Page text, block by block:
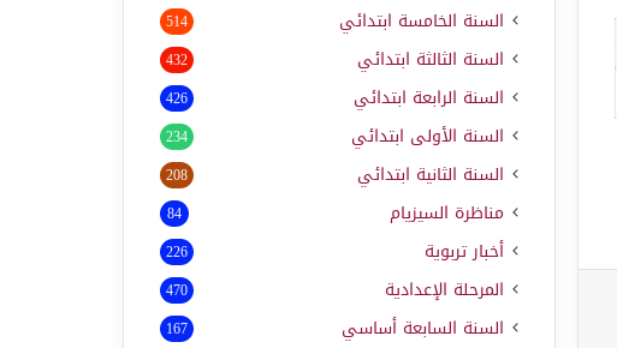
السنة الخامسة ابتدائي 514
السنة الثالثة ابتدائي 432
السنة الرابعة ابتدائي 426
السنة الأولى ابتدائي 234
السنة الثانية ابتدائي 208
مناظرة السيزيام 84
أخبار تربوية 226
المرحلة الإعدادية 470
السنة السابعة أساسي 167